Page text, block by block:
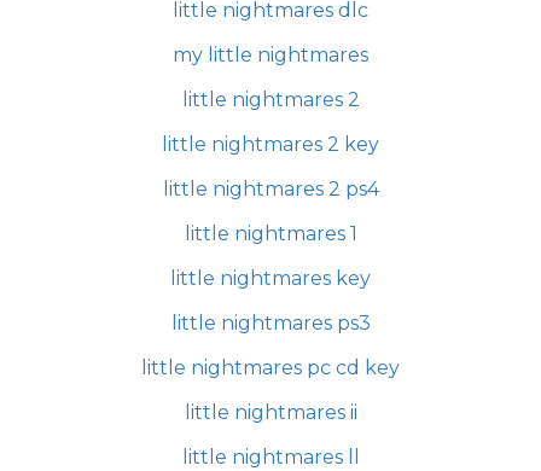
little nightmares dlc
my little nightmares
little nightmares 2
little nightmares 2 key
little nightmares 2 ps4
little nightmares 1
little nightmares key
little nightmares ps3
little nightmares pc cd key
little nightmares ii
little nightmares ll